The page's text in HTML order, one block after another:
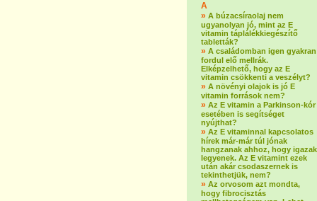
A
» A búzacsíraolaj nem
ugyanolyan jó, mint az E
vitamin táplálékkiegészítő
tabletták?
» A családomban igen gyakran
fordul elő mellrák.
Elképzelhető, hogy az E
vitamin csökkenti a veszélyt?
» A növényi olajok is jó E
vitamin források nem?
» Az E vitamin a Parkinson-kór
esetében is segítséget
nyújthat?
» Az E vitaminnal kapcsolatos
hírek már-már túl jónak
hangzanak ahhoz, hogy igazak
legyenek. Az E vitamint ezek
után akár csodaszernek is
tekinthetjük, nem?
» Az orvosom azt mondta,
hogy fibrocisztás